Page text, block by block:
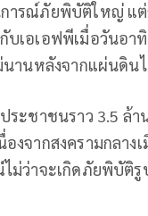
ารณ์ภัยพิบัติใหญ่ แต่
เอเอฟพีเมื่อวันอา
นานหลังจากแผ่นดิน
ะชาชนราว 3.5 ล้
งจากสงครามกลาง
ม่ว่าจะเกิดภัยพิบัติ